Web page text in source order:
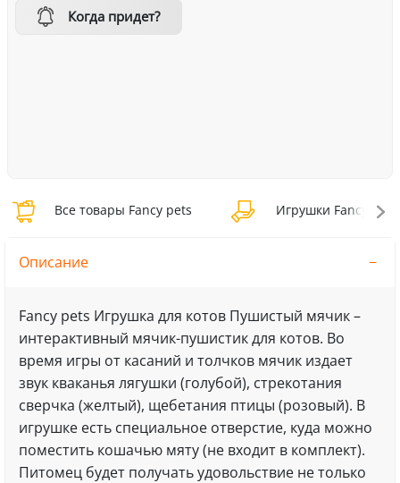
Когда придет?
Все товары Fancy pets Игрушки Fancy pets
Описание
Fancy pets Игрушка для котов Пушистый мячик –
интерактивный мячик-пушистик для котов. Во
время игры от касаний и толчков мячик издает
звук кваканья лягушки (голубой), стрекотания
сверчка (желтый), щебетания птицы (розовый). В
игрушке есть специальное отверстие, куда можно
поместить кошачью мяту (не входит в комплект).
Питомец будет получать удовольствие не только